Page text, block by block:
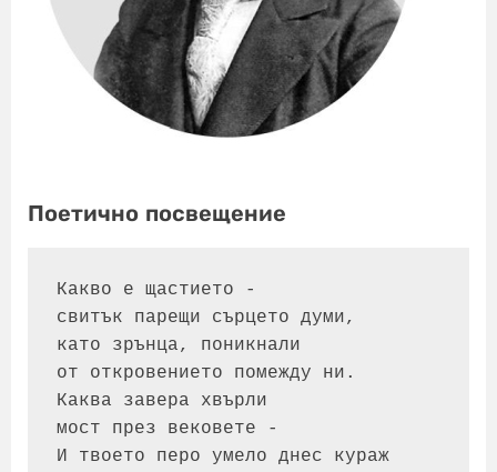
Поетично посвещение
Какво е щастието -
свитък парещи сърцето думи,
като зрънца, поникнали
от откровението помежду ни.
Каква завера хвърли
мост през вековете -
И твоето перо умело днес кураж